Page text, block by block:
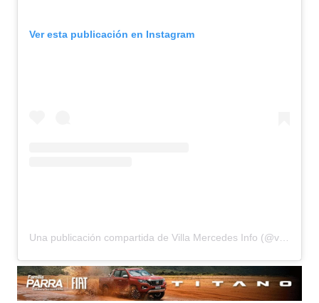
Ver esta publicación en Instagram